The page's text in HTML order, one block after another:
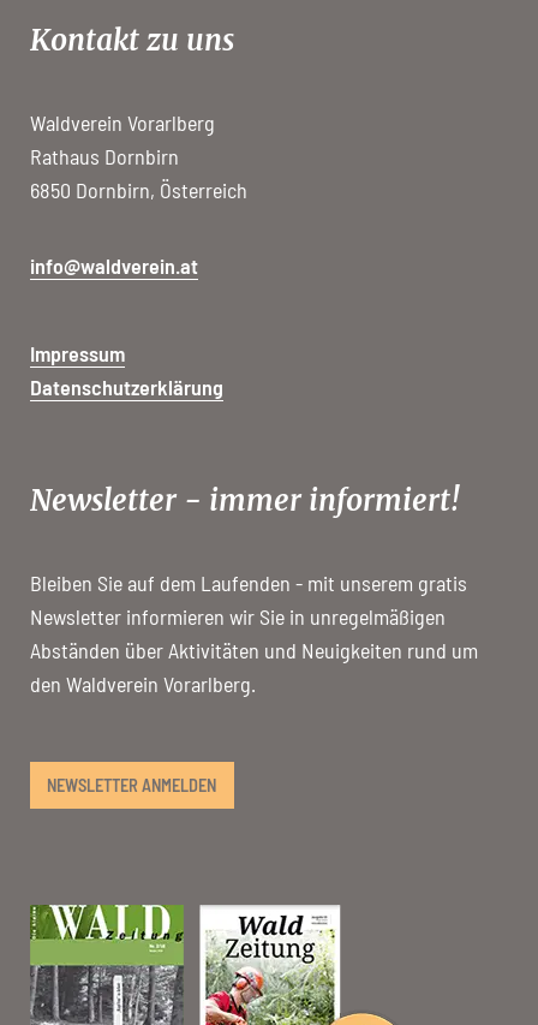
Kontakt zu uns
Waldverein Vorarlberg
Rathaus Dornbirn
6850 Dornbirn, Österreich
info@waldverein.at
Impressum
Datenschutzerklärung
Newsletter - immer informiert!
Bleiben Sie auf dem Laufenden - mit unserem gratis
Newsletter informieren wir Sie in unregelmäßigen
Abständen über Aktivitäten und Neuigkeiten rund um
den Waldverein Vorarlberg.
NEWSLETTER ANMELDEN